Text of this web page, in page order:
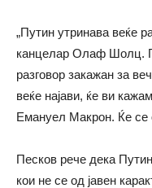
„Путин утринава веќе
канцелар Олаф Шолц.
разговор закажан за
веќе најави, ќе ви
Емануел Макрон. Ќе се
Песков рече дека
кои не се од јавен